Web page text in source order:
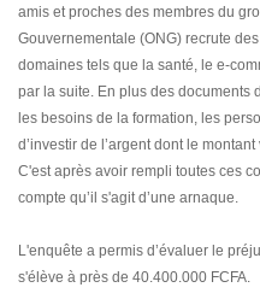
amis et proches des membres du
Gouvernementale (ONG) recrute
domaines tels que la santé, le e-
par la suite. En plus des documents
les besoins de la formation, les
d’investir de l’argent dont le
C'est après avoir rempli toutes ces
compte qu’il s'agit d’une arnaque.
L'enquête a permis d’évaluer le
s'élève à près de 40.400.000 FCFA.